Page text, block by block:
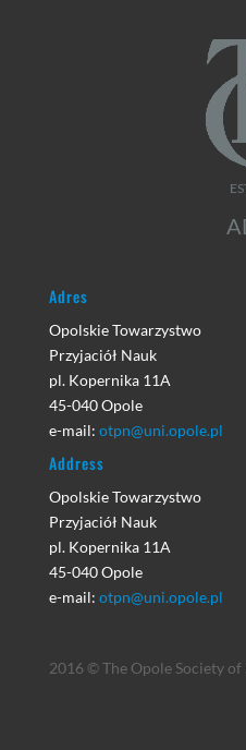
Adres
Opolskie Towarzystwo
Przyjaciół Nauk
pl. Kopernika 11A
45-040 Opole
e-mail: otpn@uni.opole.pl
Address
Opolskie Towarzystwo
Przyjaciół Nauk
pl. Kopernika 11A
45-040 Opole
e-mail: otpn@uni.opole.pl
2016 © The Opole Society of